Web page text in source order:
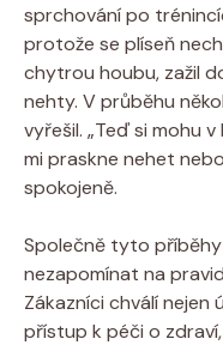
sprchování po
protože se plíseň
chytrou houbu, zažil
nehty. V průběhu
vyřešil. „Teď si mohu
mi praskne nehet
spokojeně.
Společně tyto příběhy
nezapomínat na
Zákazníci chválí
přístup k péči o